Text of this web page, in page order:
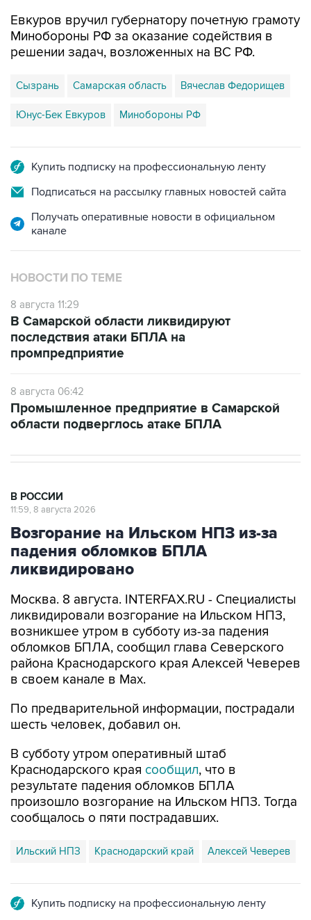
Евкуров вручил губернатору почетную грамоту
Минобороны РФ за оказание содействия в
решении задач, возложенных на ВС РФ.
Сызрань Самарская область Вячеслав Федорищев
Юнус-Бек Евкуров Минобороны РФ
Купить подписку на профессиональную ленту
Подписаться на рассылку главных новостей сайта
Получать оперативные новости в официальном
канале
НОВОСТИ ПО ТЕМЕ
8 августа 11:29
В Самарской области ликвидируют
последствия атаки БПЛА на
промпредприятие
8 августа 06:42
Промышленное предприятие в Самарской
области подверглось атаке БПЛА
В РОССИИ
11:59, 8 августа 2026
Возгорание на Ильском НПЗ из-за
падения обломков БПЛА
ликвидировано
Москва. 8 августа. INTERFAX.RU - Специалисты
ликвидировали возгорание на Ильском НПЗ,
возникшее утром в субботу из-за падения
обломков БПЛА, сообщил глава Северского
района Краснодарского края Алексей Чеверев
в своем канале в Max.
По предварительной информации, пострадали
шесть человек, добавил он.
В субботу утром оперативный штаб
Краснодарского края сообщил, что в
результате падения обломков БПЛА
произошло возгорание на Ильском НПЗ. Тогда
сообщалось о пяти пострадавших.
Ильский НПЗ Краснодарский край Алексей Чеверев
Купить подписку на профессиональную ленту